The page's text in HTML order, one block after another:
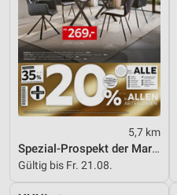
5,7 km
Spezial-Prospekt der Marken
Gültig bis Fr. 21.08.